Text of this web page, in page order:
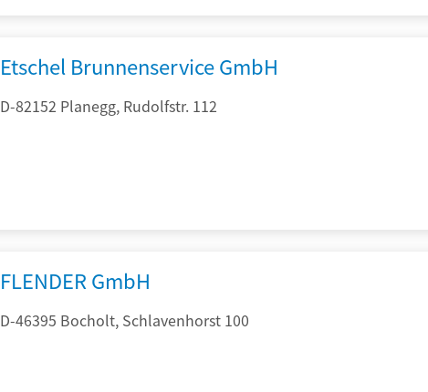
Etschel Brunnenservice GmbH
D-82152 Planegg, Rudolfstr. 112
FLENDER GmbH
D-46395 Bocholt, Schlavenhorst 100